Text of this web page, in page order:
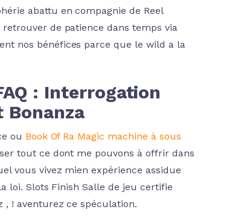
abattu en compagnie de Reel
de patience dans temps via
nos bénéfices parce que le wild a la
: Interrogation
Bonanza
ou Book Of Ra Magic machine à sous
tout ce dont me pouvons à offrir dans
vous vivez mien expérience assidue
loi. Slots Finish Salle de jeu certifie
, ! aventurez ce spéculation.